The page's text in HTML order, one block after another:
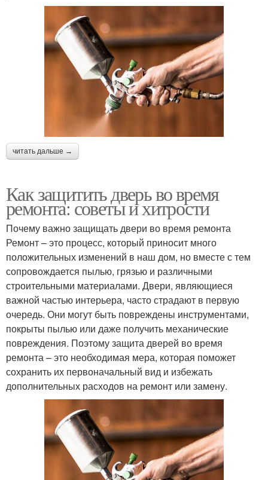
читать дальше →
Как защитить дверь во время
ремонта: советы и хитрости
Почему важно защищать двери во время ремонта
Ремонт – это процесс, который приносит много
положительных изменений в наш дом, но вместе с тем
сопровождается пылью, грязью и различными
строительными материалами. Двери, являющиеся
важной частью интерьера, часто страдают в первую
очередь. Они могут быть повреждены инструментами,
покрыты пылью или даже получить механические
повреждения. Поэтому защита дверей во время
ремонта – это необходимая мера, которая поможет
сохранить их первоначальный вид и избежать
дополнительных расходов на ремонт или замену.